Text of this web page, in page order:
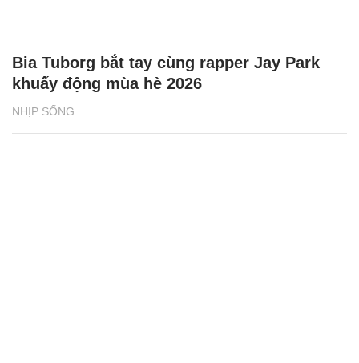
NHỊP SỐNG
Bia Tuborg bắt tay cùng rapper Jay Park
khuấy động mùa hè 2026